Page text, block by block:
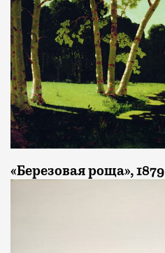
«Березовая роща», 1879